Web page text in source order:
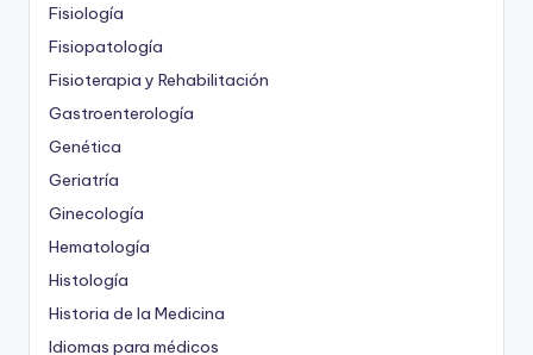
Fisiología
Fisiopatología
Fisioterapia y Rehabilitación
Gastroenterología
Genética
Geriatría
Ginecología
Hematología
Histología
Historia de la Medicina
Idiomas para médicos